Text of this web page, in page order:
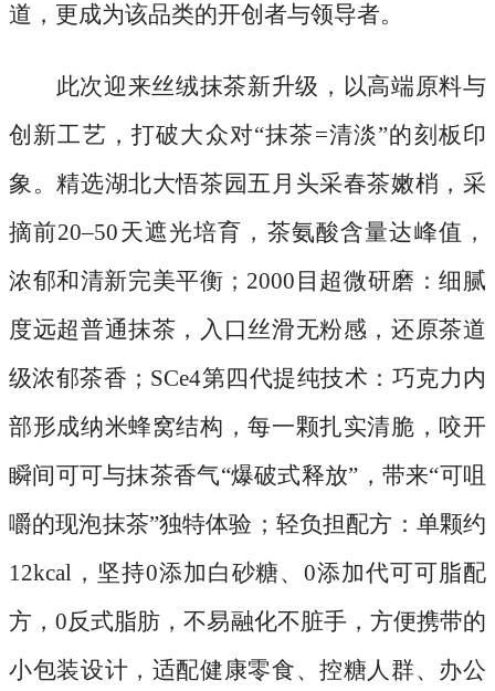
道，更成为该品类的开创者与领导者。
此次迎来丝绒抹茶新升级，以高端原料与
创新工艺，打破大众对“抹茶=清淡”的刻板印
象。精选湖北大悟茶园五月头采春茶嫩梢，采
摘前20–50天遮光培育，茶氨酸含量达峰值，
浓郁和清新完美平衡；2000目超微研磨：细腻
度远超普通抹茶，入口丝滑无粉感，还原茶道
级浓郁茶香；SCe4第四代提纯技术：巧克力内
部形成纳米蜂窝结构，每一颗扎实清脆，咬开
瞬间可可与抹茶香气“爆破式释放”，带来“可咀
嚼的现泡抹茶”独特体验；轻负担配方：单颗约
12kcal，坚持0添加白砂糖、0添加代可可脂配
方，0反式脂肪，不易融化不脏手，方便携带的
小包装设计，适配健康零食、控糖人群、办公